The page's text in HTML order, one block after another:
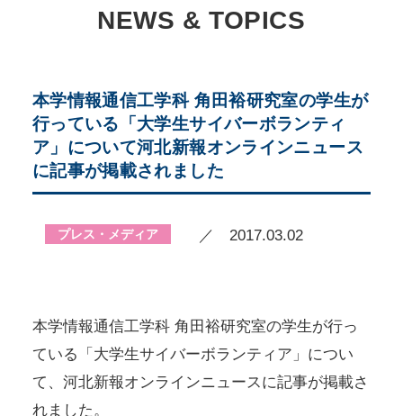
NEWS & TOPICS
本学情報通信工学科 角田裕研究室の学生が
行っている「大学生サイバーボランティ
ア」について河北新報オンラインニュース
に記事が掲載されました
プレス・メディア ／ 2017.03.02
本学情報通信工学科 角田裕研究室の学生が行っ
ている「大学生サイバーボランティア」につい
て、河北新報オンラインニュースに記事が掲載さ
れました。